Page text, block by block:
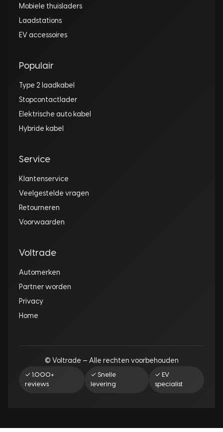
Mobiele thuisladers
Laadstations
EV accessoires
Populair
Type 2 laadkabel
Stopcontactlader
Elektrische auto kabel
Hybride kabel
Service
Klantenservice
Veelgestelde vragen
Retourneren
Voorwaarden
Voltrade
Automerken
Partner worden
Privacy
Home
© Voltrade — Alle rechten voorbehouden
✓ 1.000+
reviews
✓ Snelle
levering
✓ EV
specialist